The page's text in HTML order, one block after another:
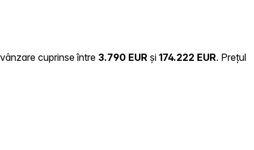
vânzare cuprinse între 3.790 EUR și 174.222 EUR. Prețul